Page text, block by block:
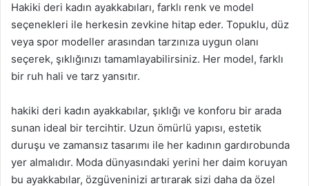
Hakiki deri kadın ayakkabıları, farklı renk ve model
seçenekleri ile herkesin zevkine hitap eder. Topuklu, düz
veya spor modeller arasından tarzınıza uygun olanı
seçerek, şıklığınızı tamamlayabilirsiniz. Her model, farklı
bir ruh hali ve tarz yansıtır.
hakiki deri kadın ayakkabılar, şıklığı ve konforu bir arada
sunan ideal bir tercihtir. Uzun ömürlü yapısı, estetik
duruşu ve zamansız tasarımı ile her kadının gardırobunda
yer almalıdır. Moda dünyasındaki yerini her daim koruyan
bu ayakkabılar, özgüveninizi artırarak sizi daha da özel